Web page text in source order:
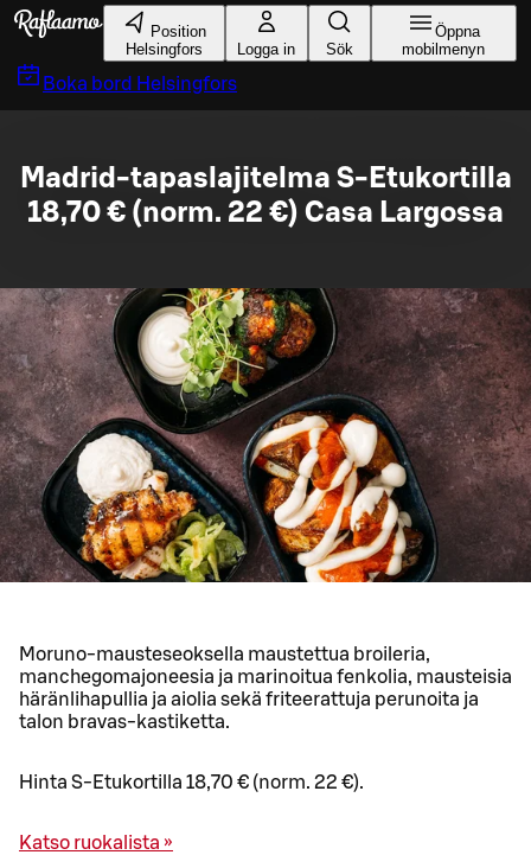
Gå till huvudinnehållet
Position
Helsingfors
Logga in Sök
Öppna
mobilmenyn
Boka bord Helsingfors
Madrid-tapaslajitelma S-Etukortilla
18,70 € (norm. 22 €) Casa Largossa
Moruno-mausteseoksella maustettua broileria,
manchegomajoneesia ja marinoitua fenkolia, mausteisia
häränlihapullia ja aiolia sekä friteerattuja perunoita ja
talon bravas-kastiketta.
Hinta S-Etukortilla 18,70 € (norm. 22 €).
Katso ruokalista »